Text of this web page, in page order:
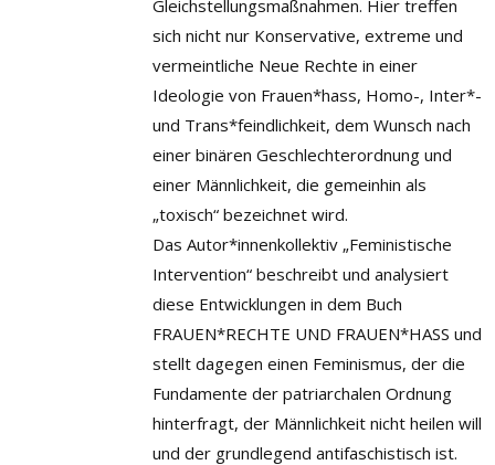
Gleichstellungsmaßnahmen. Hier treffen
sich nicht nur Konservative, extreme und
vermeintliche Neue Rechte in einer
Ideologie von Frauen*hass, Homo-, Inter*-
und Trans*feindlichkeit, dem Wunsch nach
einer binären Geschlechterordnung und
einer Männlichkeit, die gemeinhin als
„toxisch“ bezeichnet wird.
Das Autor*innenkollektiv „Feministische
Intervention“ beschreibt und analysiert
diese Entwicklungen in dem Buch
FRAUEN*RECHTE UND FRAUEN*HASS und
stellt dagegen einen Feminismus, der die
Fundamente der patriarchalen Ordnung
hinterfragt, der Männlichkeit nicht heilen will
und der grundlegend antifaschistisch ist.